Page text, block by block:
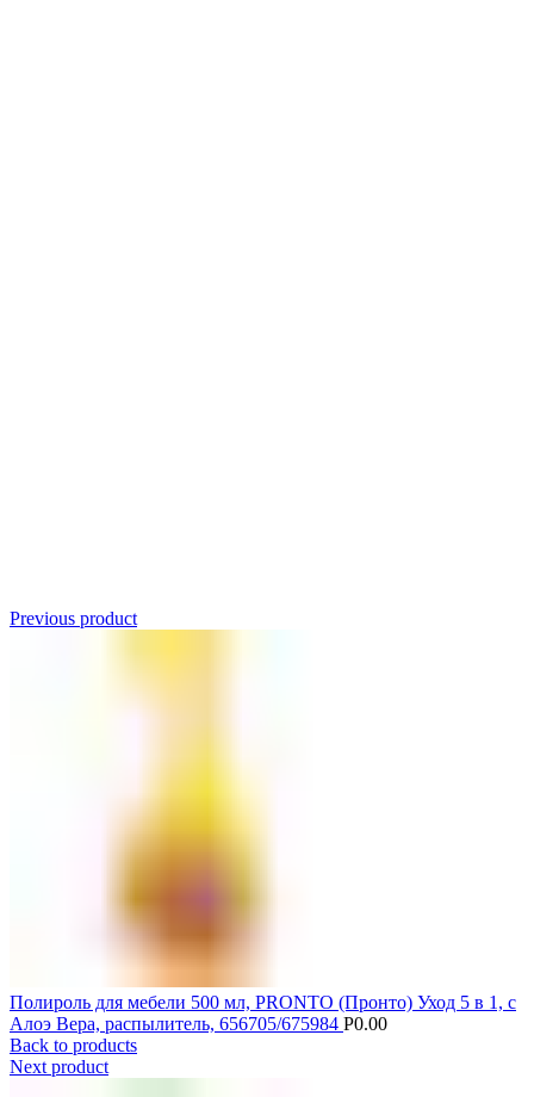
Previous product
Полироль для мебели 500 мл, PRONTO (Пронто) Уход 5 в 1, с
Алоэ Вера, распылитель, 656705/675984 Р0.00
Back to products
Next product